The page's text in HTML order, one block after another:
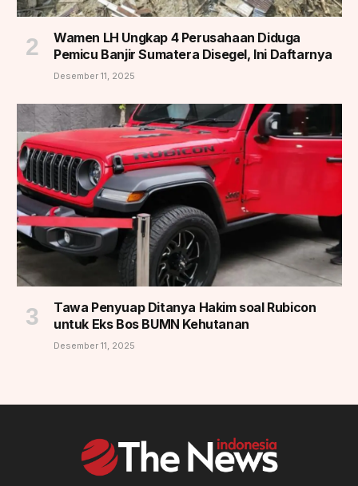
Wamen LH Ungkap 4 Perusahaan Diduga
Pemicu Banjir Sumatera Disegel, Ini Daftarnya
Desember 11, 2025
Tawa Penyuap Ditanya Hakim soal Rubicon
untuk Eks Bos BUMN Kehutanan
Desember 11, 2025